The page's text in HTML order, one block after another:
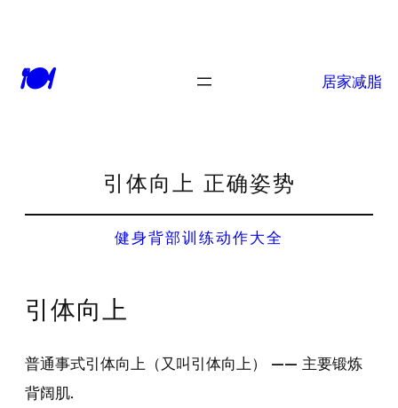
🍽 居家减脂
引体向上 正确姿势
健身背部训练动作大全
引体向上
普通事式引体向上（又叫引体向上） —— 主要锻炼
背阔肌.